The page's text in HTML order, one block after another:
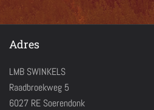
Adres
LMB SWINKELS
Raadbroekweg 5
6027 RE Soerendonk